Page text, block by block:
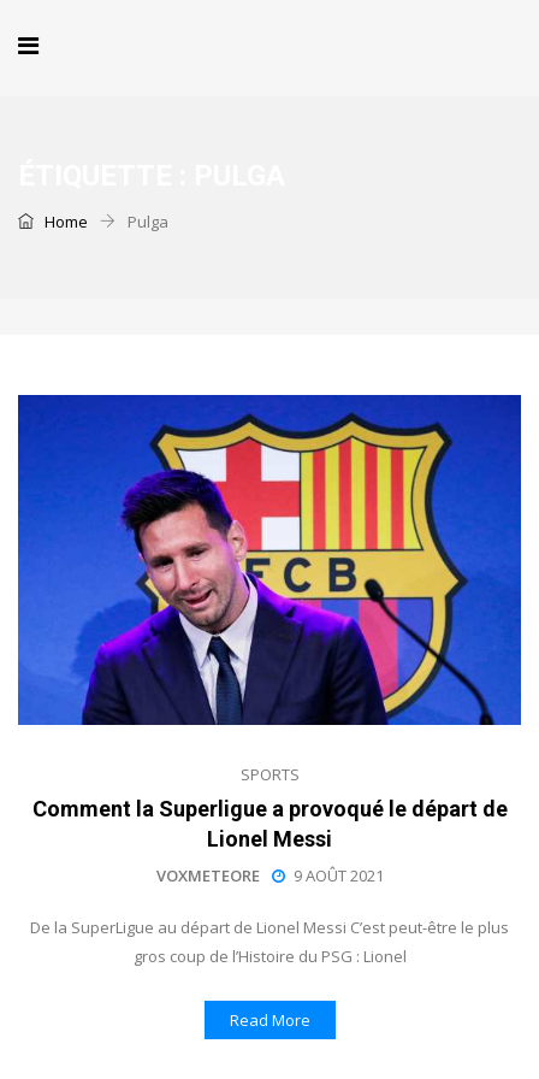
Home Pulga
SPORTS
Comment la Superligue a provoqué le départ de
Lionel Messi
VOXMETEORE 9 AOÛT 2021
De la SuperLigue au départ de Lionel Messi C’est peut-être le plus
gros coup de l’Histoire du PSG : Lionel
Read More